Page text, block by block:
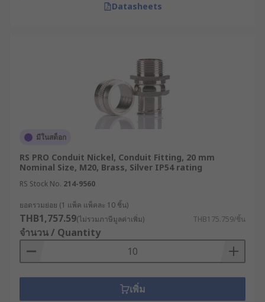
Datasheets
มีในสต็อก
RS PRO Conduit Nickel, Conduit Fitting, 20 mm
Nominal Size, M20, Brass, Silver IP54 rating
RS Stock No. 214-9560
ยอดรวมย่อย (1 แพ็ค แพ็คละ 10 ชิ้น)
THB1,757.59(ไม่รวมภาษีมูลค่าเพิ่ม) THB175.759/ชิ้น
จำนวน / Quantity
เพิ่ม